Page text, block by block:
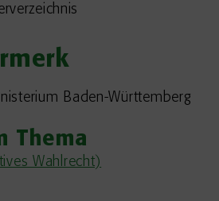
Baden-Württemberg
Thema
Wahlrecht)